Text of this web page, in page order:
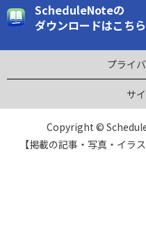
ScheduleNoteの
ダウンロードはこちら
プライ
サ
Copyright ©
【掲載の記事・写真・イラ